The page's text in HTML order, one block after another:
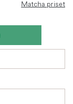
Matcha priset